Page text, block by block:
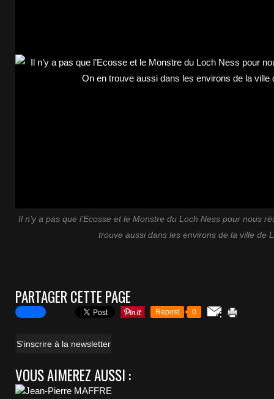
Il n’y a pas que l’Ecosse et le Monstre du Loch Ness pour nous
trouve aussi dans les environs de la ville de
PARTAGER CETTE PAGE
Repost 0
S'inscrire à la newsletter
VOUS AIMEREZ AUSSI :